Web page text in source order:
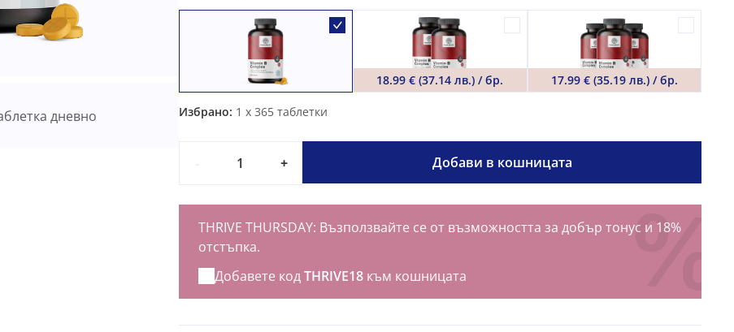
дневно
18.99 € (37.14 лв.) / бр. 17.99 € (35.19 лв.) / бр.
Избрано: 1 x 365 таблетки
+ Добави в кошницата
THRIVE THURSDAY: Възползвайте се от възможността за добър тонус и 18%
отстъпка.
Добавете кодTHRIVE18към кошницата